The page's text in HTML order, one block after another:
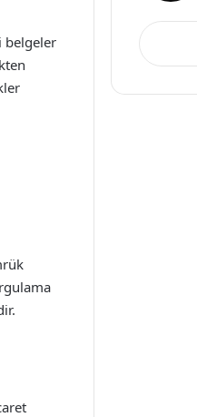
belgeler